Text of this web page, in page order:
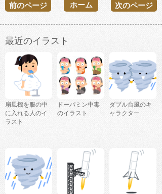
前のページ 次のページ
ホーム
最近のイラスト
扇風機を服の中
に入れる人のイ
ラスト
ドーパミン中毒
のイラスト
ダブル台風のキ
ャラクター